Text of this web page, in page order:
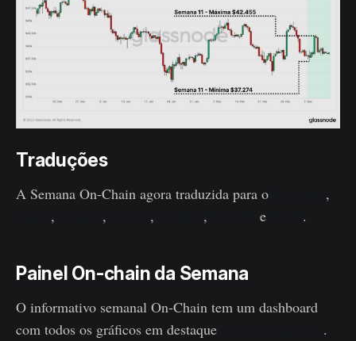
Traduções
A Semana On-Chain agora traduzida para o
,
, , , , e .
Painel On-chain da Semana
O informativo semanal On-Chain tem um dashboard
com todos os gráficos em destaque
.